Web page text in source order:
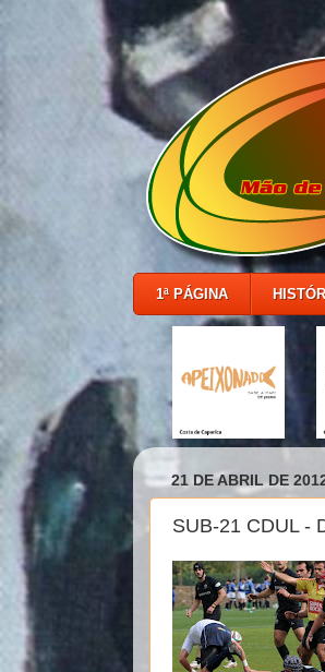
1ª PÁGINA
21 DE ABRIL DE
SUB-21 CDUL -